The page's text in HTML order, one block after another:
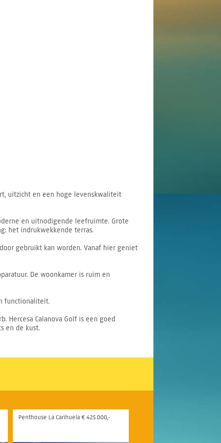
uitzicht en een hoge levenskwaliteit
en uitnodigende leefruimte. Grote
het indrukwekkende terras.
gebruikt kan worden. Vanaf hier geniet
De woonkamer is ruim en
functionaliteit.
Calanova Golf is een goed
en de kust.
Penthouse La Carihuela € 425.000,-